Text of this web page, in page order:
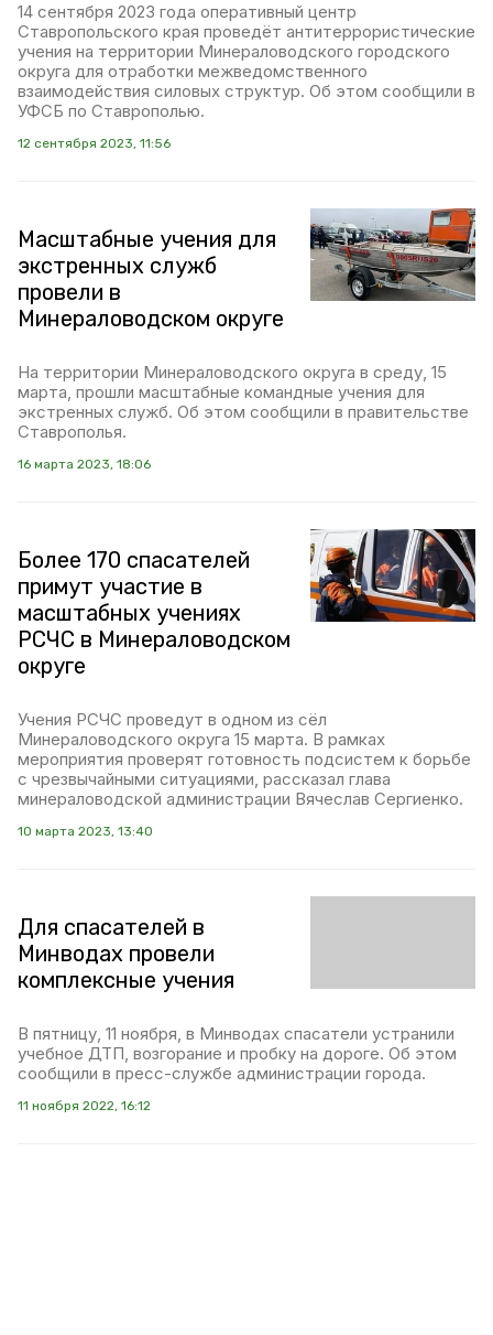
14 сентября 2023 года оперативный центр
Ставропольского края проведёт антитеррористические
учения на территории Минераловодского городского
округа для отработки межведомственного
взаимодействия силовых структур. Об этом сообщили в
УФСБ по Ставрополью.
12 сентября 2023, 11:56
Масштабные учения для
экстренных служб
провели в
Минераловодском округе
На территории Минераловодского округа в среду, 15
марта, прошли масштабные командные учения для
экстренных служб. Об этом сообщили в правительстве
Ставрополья.
16 марта 2023, 18:06
Более 170 спасателей
примут участие в
масштабных учениях
РСЧС в Минераловодском
округе
Учения РСЧС проведут в одном из сёл
Минераловодского округа 15 марта. В рамках
мероприятия проверят готовность подсистем к борьбе
с чрезвычайными ситуациями, рассказал глава
минераловодской администрации Вячеслав Сергиенко.
10 марта 2023, 13:40
Для спасателей в
Минводах провели
комплексные учения
В пятницу, 11 ноября, в Минводах спасатели устранили
учебное ДТП, возгорание и пробку на дороге. Об этом
сообщили в пресс-службе администрации города.
11 ноября 2022, 16:12